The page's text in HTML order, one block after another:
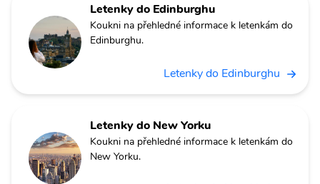
Letenky do Edinburghu
Koukni na přehledné informace k letenkám do
Edinburghu.
Letenky do Edinburghu
Letenky do New Yorku
Koukni na přehledné informace k letenkám do
New Yorku.